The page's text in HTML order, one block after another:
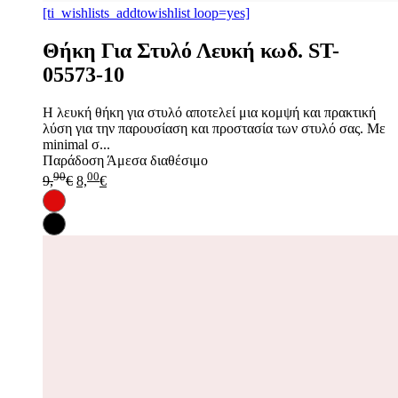
[ti_wishlists_addtowishlist loop=yes]
Θήκη Για Στυλό Λευκή κωδ. ST-
05573-10
Η λευκή θήκη για στυλό αποτελεί μια κομψή και πρακτική
λύση για την παρουσίαση και προστασία των στυλό σας. Με
minimal σ...
Παράδοση Άμεσα διαθέσιμο
9,90€ 8,00€